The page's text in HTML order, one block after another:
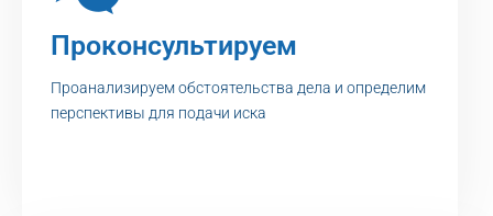
Проконсультируем
Проанализируем обстоятельства дела и определим
перспективы для подачи иска